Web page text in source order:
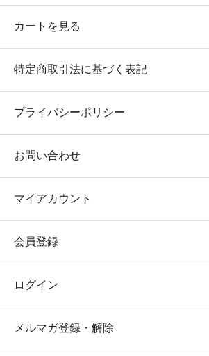
カートを見る
特定商取引法に基づく表記
プライバシーポリシー
お問い合わせ
マイアカウント
会員登録
ログイン
メルマガ登録・解除